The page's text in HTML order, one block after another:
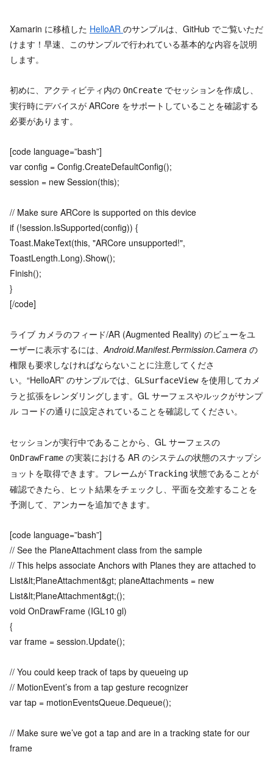
Xamarin に移植した HelloAR のサンプルは、GitHub でご覧いただ
けます！早速、このサンプルで行われている基本的な内容を説明
します。
初めに、アクティビティ内の OnCreate でセッションを作成し、
実行時にデバイスが ARCore をサポートしていることを確認する
必要があります。
[code language=”bash”]
var config = Config.CreateDefaultConfig();
session = new Session(this);
// Make sure ARCore is supported on this device
if (!session.IsSupported(config)) {
Toast.MakeText(this, "ARCore unsupported!",
ToastLength.Long).Show();
Finish();
}
[/code]
ライブ カメラのフィード/AR (Augmented Reality) のビューをユ
ーザーに表示するには、Android.Manifest.Permission.Camera の
権限も要求しなければならないことに注意してくださ
い。“HelloAR” のサンプルでは、
GLSurfaceViewを使用してカメ
ラと拡張をレンダリングします。GL サーフェスやルックがサンプ
ル コードの通りに設定されていることを確認してください。
セッションが実行中であることから、GL サーフェスの
OnDrawFrame の実装における AR のシステムの状態のスナップシ
ョットを取得できます。フレームが Tracking 状態であることが
確認できたら、ヒット結果をチェックし、平面を交差することを
予測して、アンカーを追加できます。
[code language=”bash”]
// See the PlaneAttachment class from the sample
// This helps associate Anchors with Planes they are attached to
List&lt;PlaneAttachment&gt; planeAttachments = new
List&lt;PlaneAttachment&gt;();
void OnDrawFrame (IGL10 gl)
{
var frame = session.Update();
// You could keep track of taps by queueing up
// MotionEvent’s from a tap gesture recognizer
var tap = motionEventsQueue.Dequeue();
// Make sure we’ve got a tap and are in a tracking state for our
frame